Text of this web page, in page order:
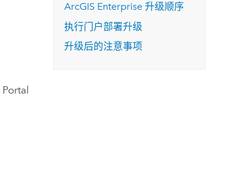
Portal
ArcGIS Enterprise 升级顺序
执行门户部署升级
升级后的注意事项